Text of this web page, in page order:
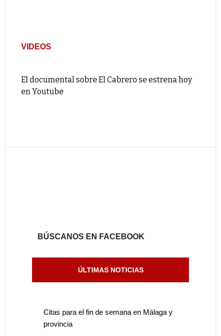
VIDEOS
El documental sobre El Cabrero se estrena hoy
en Youtube
BÚSCANOS EN FACEBOOK
ÚLTIMAS NOTICIAS
Citas para el fin de semana en Málaga y
provincia